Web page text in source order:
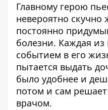
Главному герою
невероятно
постоянно
болезни. Каждая из
событием в его
пытается выдать
было удобнее и
потом и сам решает
врачом.